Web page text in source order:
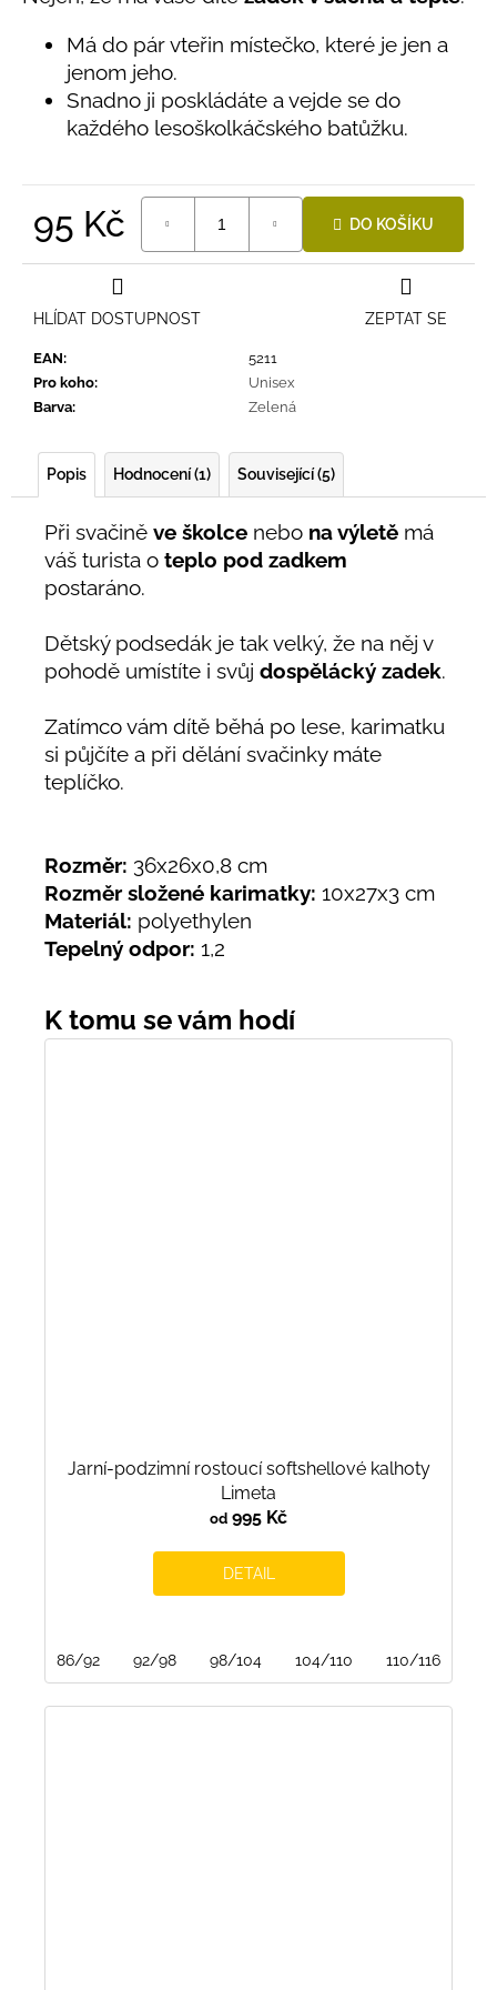
produktu
hvězdiček.
Má do pár vteřin místečko, které je jen a
jenom jeho.
Snadno ji poskládáte a vejde se do
každého lesoškolkáčského batůžku.
95 Kč DO KOŠÍKU
EAN:
5211
Pro koho:
Unisex
Barva: Zelená
ZEPTAT SE
HLÍDAT DOSTUPNOST
Popis Hodnocení (1) Související (5)
Při svačině ve školce nebo na výletě má
váš turista o teplo pod zadkem
postaráno.
Dětský podsedák je tak velký, že na něj v
pohodě umístíte i svůj dospělácký zadek.
Zatímco vám dítě běhá po lese, karimatku
si půjčíte a při dělání svačinky máte
teplíčko.
Rozměr: 36x26x0,8 cm
Rozměr složené karimatky: 10x27x3 cm
Materiál: polyethylen
Tepelný odpor: 1,2
Jarní-podzimní rostoucí softshellové kalhoty
Limeta
od 995 Kč
DETAIL
86/92 92/98 98/104 104/110 110/116
LETNÍ
RYCHLESCHNOUCÍ
KALHOTY
TYRKYSOVÉ
KORÁLKY
Kč